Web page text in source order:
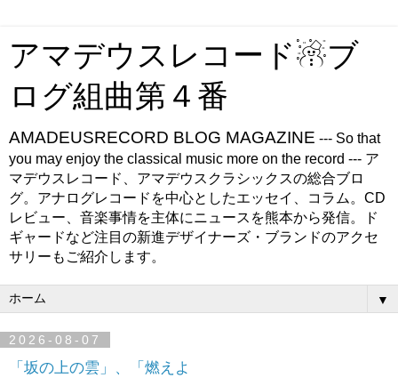
アマデウスレコード☃ブ
ログ組曲第４番
AMADEUSRECORD BLOG MAGAZINE --- So that
you may enjoy the classical music more on the record --- ア
マデウスレコード、アマデウスクラシックスの総合ブロ
グ。アナログレコードを中心としたエッセイ、コラム。CD
レビュー、音楽事情を主体にニュースを熊本から発信。ド
ギャードなど注目の新進デザイナーズ・ブランドのアクセ
サリーもご紹介します。
▼
2026-08-07
「坂の上の雲」、「燃えよ